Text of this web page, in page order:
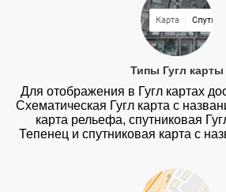
Типы Гугл карты
Для отображения в Гугл картах
Схематическая Гугл карта с
карта рельефа, спутниковая
Тепенец и спутниковая карта с